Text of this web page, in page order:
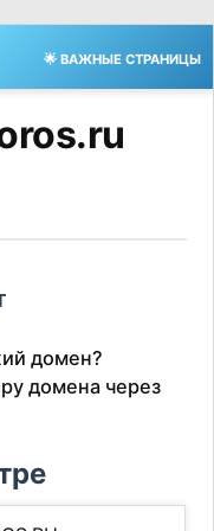
🌟 ВАЖНЫЕ СТРАНИЦЫ
домен?
домена через